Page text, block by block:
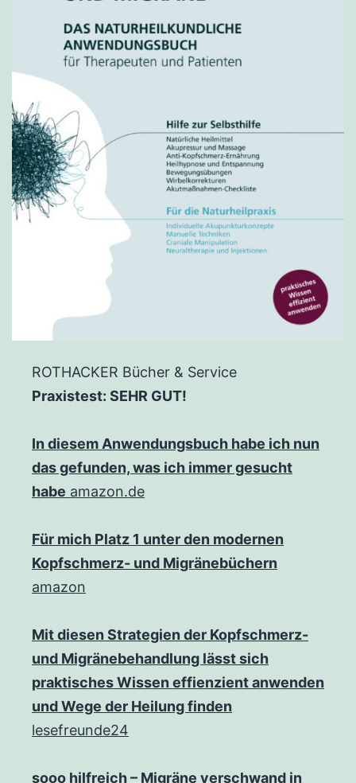
ROTHACKER Bücher & Service
Praxistest: SEHR GUT!
In diesem Anwendungsbuch habe ich nun
das gefunden, was ich immer gesucht
habe amazon.de
Für mich Platz 1 unter den modernen
Kopfschmerz- und Migränebüchern
amazon
Mit diesen Strategien der Kopfschmerz-
und Migränebehandlung lässt sich
praktisches Wissen effienzient anwenden
und Wege der Heilung finden
lesefreunde24
sooo hilfreich – Migräne verschwand in